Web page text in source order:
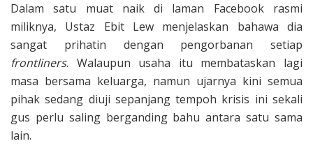
Dalam satu muat naik di laman Facebook rasmi
miliknya, Ustaz Ebit Lew menjelaskan bahawa dia
sangat prihatin dengan pengorbanan setiap
frontliners. Walaupun usaha itu membataskan lagi
masa bersama keluarga, namun ujarnya kini semua
pihak sedang diuji sepanjang tempoh krisis ini sekali
gus perlu saling berganding bahu antara satu sama
lain.